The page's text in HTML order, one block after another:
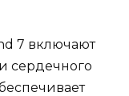
7 включают
сердечного